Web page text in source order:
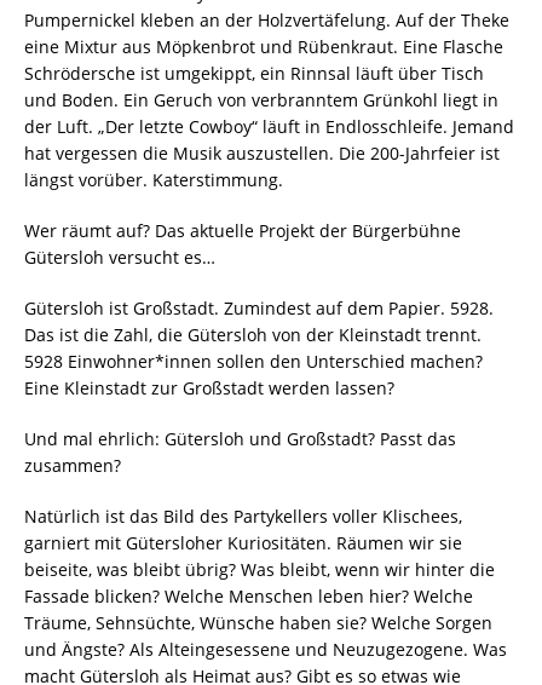
Pumpernickel kleben an der Holzvertäfelung. Auf der Theke
eine Mixtur aus Möpkenbrot und Rübenkraut. Eine Flasche
Schrödersche ist umgekippt, ein Rinnsal läuft über Tisch
und Boden. Ein Geruch von verbranntem Grünkohl liegt in
der Luft. „Der letzte Cowboy“ läuft in Endlosschleife. Jemand
hat vergessen die Musik auszustellen. Die 200-Jahrfeier ist
längst vorüber. Katerstimmung.
Wer räumt auf? Das aktuelle Projekt der Bürgerbühne
Gütersloh versucht es…
Gütersloh ist Großstadt. Zumindest auf dem Papier. 5928.
Das ist die Zahl, die Gütersloh von der Kleinstadt trennt.
5928 Einwohner*innen sollen den Unterschied machen?
Eine Kleinstadt zur Großstadt werden lassen?
Und mal ehrlich: Gütersloh und Großstadt? Passt das
zusammen?
Natürlich ist das Bild des Partykellers voller Klischees,
garniert mit Gütersloher Kuriositäten. Räumen wir sie
beiseite, was bleibt übrig? Was bleibt, wenn wir hinter die
Fassade blicken? Welche Menschen leben hier? Welche
Träume, Sehnsüchte, Wünsche haben sie? Welche Sorgen
und Ängste? Als Alteingesessene und Neuzugezogene. Was
macht Gütersloh als Heimat aus? Gibt es so etwas wie